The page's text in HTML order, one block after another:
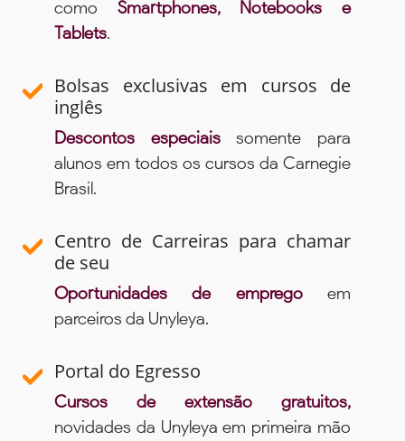
como Smartphones, Notebooks e
Tablets.
Bolsas exclusivas em cursos de
inglês
Descontos especiaissomente para
alunos em todos os cursos da Carnegie
Brasil.
Centro de Carreiras para chamar
de seu
Oportunidades de empregoem
parceiros da Unyleya.
Portal do Egresso
Cursos de extensão gratuitos,
novidades da Unyleya em primeira mão